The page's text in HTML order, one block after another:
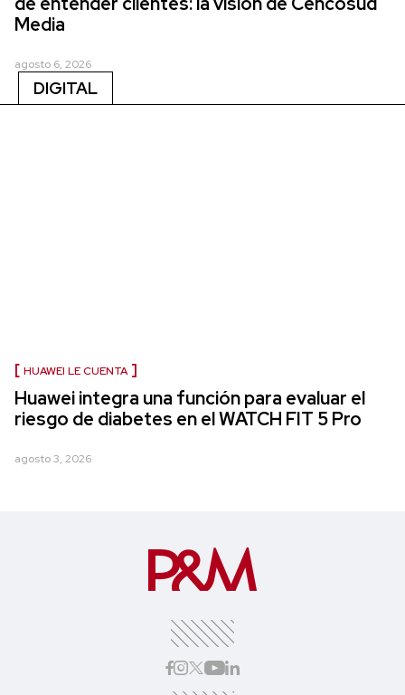
Media
agosto 6, 2026
DIGITAL
HUAWEI LE CUENTA
Huawei integra una función para evaluar el
riesgo de diabetes en el WATCH FIT 5 Pro
agosto 3, 2026